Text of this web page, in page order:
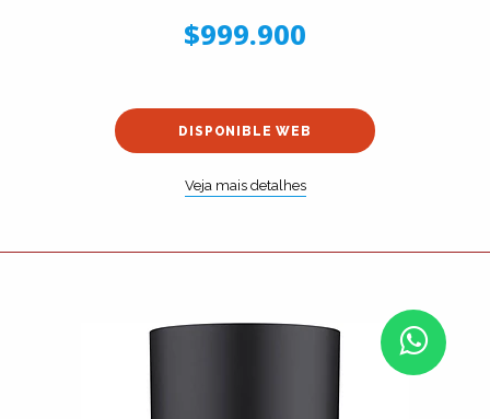
$999.900
DISPONIBLE WEB
Veja mais detalhes